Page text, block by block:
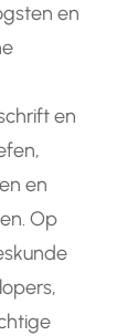
en
en
en
Op